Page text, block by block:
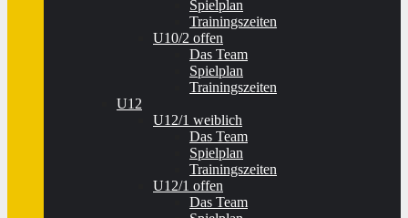
Spielplan
Trainingszeiten
U10/2 offen
Das Team
Spielplan
Trainingszeiten
U12
U12/1 weiblich
Das Team
Spielplan
Trainingszeiten
U12/1 offen
Das Team